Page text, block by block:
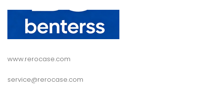
www.rerocase.com
service@rerocase.com